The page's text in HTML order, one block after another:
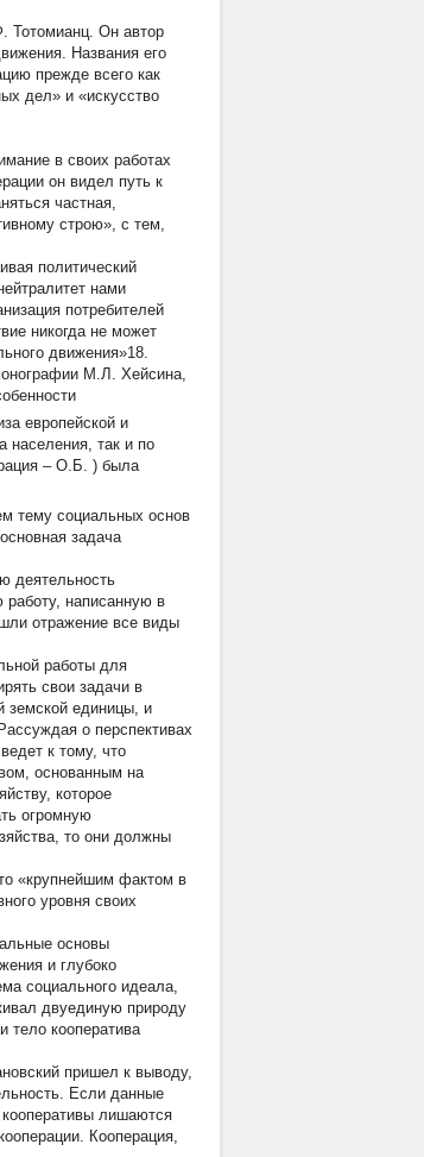
Тотомианц. Он автор
Названия его
прежде всего как
дел» и «искусство
в своих работах
он видел путь к
частная,
строю», с тем,
политический
нами
потребителей
никогда не может
движения»18.
М.Л. Хейсина,
европейской и
населения, так и по
– О.Б. ) была
тему социальных основ
задача
деятельность
работу, написанную в
отражение все виды
работы для
свои задачи в
земской единицы, и
о перспективах
к тому, что
основанным на
которое
огромную
то они должны
«крупнейшим фактом в
уровня своих
основы
и глубоко
социального идеала,
двуединую природу
тело кооператива
пришел к выводу,
Если данные
кооперативы лишаются
Кооперация,